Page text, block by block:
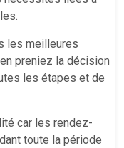
les meilleures
preniez la décision
les étapes et de
car les rendez-
toute la période